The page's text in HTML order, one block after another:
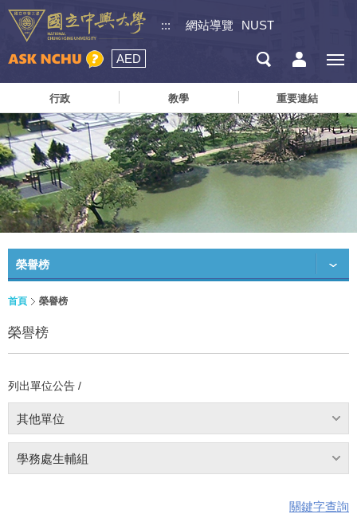
::: 網站導覽 NUST
AED
行政 教學 重要連結
榮譽榜
首頁 榮譽榜
榮譽榜
列出單位公告 /
其他單位
學務處生輔組
關鍵字查詢